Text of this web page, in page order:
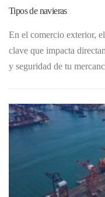
Tipos de navieras
En el comercio exterior,
clave que impacta
y seguridad de tu